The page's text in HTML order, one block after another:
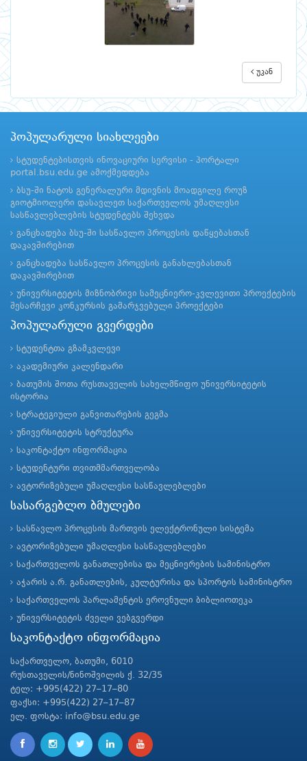
უკან
პოპულარული სიახლეები
სტუდენტებისთვის ინოვაციური სერვისი - პორტალი
portal.bsu.edu.ge ამოქმედდება
ბსუ-ში ნატოს გენერალური მდივნის მოადგილე როუზ
გიოტმიოლერი დასავლეთ საქართველოს უმაღლესი
სასწავლებლების სტუდენტებს შეხვდა
განცხადება ბსუ-ში სასწავლო პროცესის დაწყებასთან
დაკავშირებით
განცხადება სასწავლო პროცესის განახლებასთან
დაკავშირებით
უნივერსიტეტის მიზნობრივი სამეცნიერო-კვლევითი პროექტების
შესარჩევი კონკურსის გამარჯვებული პროექტები
პოპულარული გვერდები
სტუდენტთა გზამკვლევი
აკადემიური კალენდარი
ბათუმის შოთა რუსთაველის სახელმწიფო უნივერსიტეტის
ისტორია
სტრატეგიული განვითარების გეგმა
უნივერსიტეტის სტრუქტურა
საკონტაქტო ინფორმაცია
სტუდენტური თვითმმართველობა
ავტორიზებული უმაღლესი სასწავლებლები
სასარგებლო ბმულები
სასწავლო პროცესის მართვის ელექტრონული სისტემა
ავტორიზებული უმაღლესი სასწავლებლები
საქართველოს განათლებისა და მეცნიერების სამინისტრო
აჭარის ა.რ. განათლების, კულტურისა და სპორტის სამინისტრო
საქართველოს პარლამენტის ეროვნული ბიბლიოთეკა
უნივერსიტეტის ძველი ვებგვერდი
საკონტაქტო ინფორმაცია
საქართველო, ბათუმი, 6010
რუსთაველის/ნინოშვილის ქ. 32/35
ტელ: +995(422) 27–17–80
ფაქსი: +995(422) 27–17–87
ელ. ფოსტა: info@bsu.edu.ge